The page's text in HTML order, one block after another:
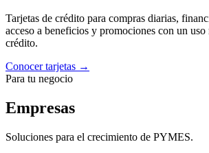
Tarjetas de crédito para compras diarias,
acceso a beneficios y promociones con un uso
crédito.
Conocer tarjetas →
Para tu negocio
Empresas
Soluciones para el crecimiento de PYMES.